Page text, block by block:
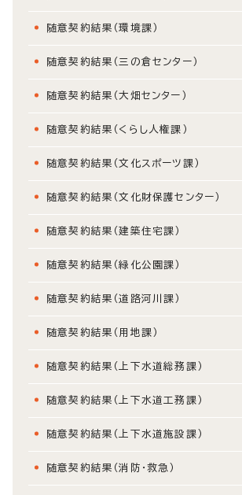
随意契約結果（環境課）
随意契約結果（三の倉センター）
随意契約結果（大畑センター）
随意契約結果（くらし人権課）
随意契約結果（文化スポーツ課）
随意契約結果（文化財保護センター）
随意契約結果（建築住宅課）
随意契約結果（緑化公園課）
随意契約結果（道路河川課）
随意契約結果（用地課）
随意契約結果（上下水道総務課）
随意契約結果（上下水道工務課）
随意契約結果（上下水道施設課）
随意契約結果（消防・救急）